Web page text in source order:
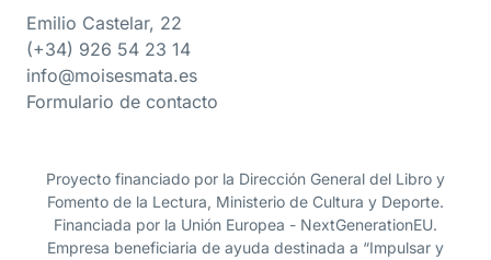
Emilio Castelar, 22
(+34) 926 54 23 14
info@moisesmata.es
Formulario de contacto
Proyecto financiado por la Dirección General del Libro y
Fomento de la Lectura, Ministerio de Cultura y Deporte.
Financiada por la Unión Europea - NextGenerationEU.
Empresa beneficiaria de ayuda destinada a “Impulsar y